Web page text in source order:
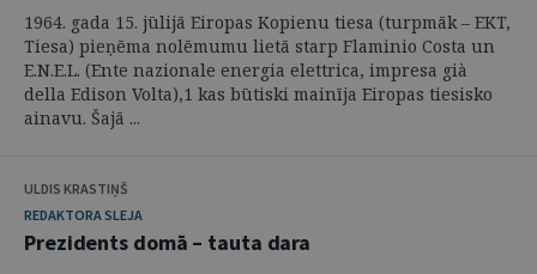
1964. gada 15. jūlijā Eiropas Kopienu tiesa (turpmāk – EKT,
Tiesa) pieņēma nolēmumu lietā starp Flaminio Costa un
E.N.E.L. (Ente nazionale energia elettrica, impresa già
della Edison Volta),1 kas būtiski mainīja Eiropas tiesisko
ainavu. Šajā ...
ULDIS KRASTIŅŠ
REDAKTORA SLEJA
Prezidents domā – tauta dara